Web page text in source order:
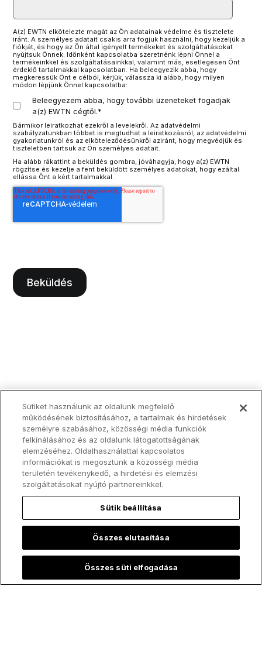
A(z) EWTN elkötelezte magát az Ön adatainak védelme és tisztelete
iránt. A személyes adatait csakis arra fogjuk használni, hogy kezeljük a
fiókját, és hogy az Ön által igényelt termékeket és szolgáltatásokat
nyújtsuk Önnek. Időnként kapcsolatba szeretnénk lépni Önnel a
termékeinkkel és szolgáltatásainkkal, valamint más, esetlegesen Önt
érdeklő tartalmakkal kapcsolatban. Ha beleegyezik abba, hogy
megkeressük Önt e célból, kérjük, válassza ki alább, hogy milyen
módon lépjünk Önnel kapcsolatba:
Beleegyezem abba, hogy további üzeneteket fogadjak
a(z) EWTN cégtől.*
Bármikor leiratkozhat ezekről a levelekről. Az adatvédelmi
szabályzatunkban többet is megtudhat a leiratkozásról, az adatvédelmi
gyakorlatunkról és az elköteleződésünkről aziránt, hogy megvédjük és
tiszteletben tartsuk az Ön személyes adatait.
Ha alább rákattint a beküldés gombra, jóváhagyja, hogy a(z) EWTN
rögzítse és kezelje a fent beküldött személyes adatokat, hogy ezáltal
ellássa Önt a kért tartalmakkal.
Sütiket használunk az oldalunk megfelelő
működésének biztosításához, a tartalmak és hirdetések
személyre szabásához, közösségi média funkciók
felkínálásához és az oldalunk látogatottságának
elemzéséhez. Oldalhasználattal kapcsolatos
információkat is megosztunk a közösségi média
területén tevékenykedő, a hirdetési és elemzési
szolgáltatásokat nyújtó partnereinkkel.
Sütik beállítása
Összes elutasítása
Összes süti elfogadása